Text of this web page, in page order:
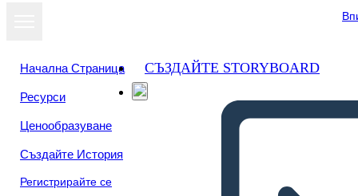
Начална Страница
Ресурси
Ценообразуване
Създайте История
Регистрирайте се
СЪЗДАЙТЕ STORYBOARD